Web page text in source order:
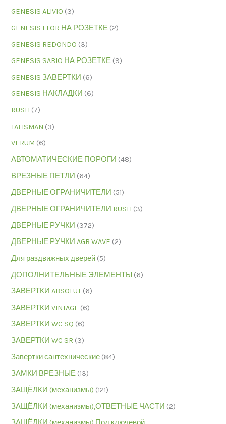
GENESIS ALIVIO (3)
GENESIS FLOR НА РОЗЕТКЕ (2)
GENESIS REDONDO (3)
GENESIS SABIO НА РОЗЕТКЕ (9)
GENESIS ЗАВЕРТКИ (6)
GENESIS НАКЛАДКИ (6)
RUSH (7)
TALISMAN (3)
VERUM (6)
АВТОМАТИЧЕСКИЕ ПОРОГИ (48)
ВРЕЗНЫЕ ПЕТЛИ (64)
ДВЕРНЫЕ ОГРАНИЧИТЕЛИ (51)
ДВЕРНЫЕ ОГРАНИЧИТЕЛИ RUSH (3)
ДВЕРНЫЕ РУЧКИ (372)
ДВЕРНЫЕ РУЧКИ AGB WAVE (2)
Для раздвижных дверей (5)
ДОПОЛНИТЕЛЬНЫЕ ЭЛЕМЕНТЫ (6)
ЗАВЕРТКИ ABSOLUT (6)
ЗАВЕРТКИ VINTAGE (6)
ЗАВЕРТКИ WC SQ (6)
ЗАВЕРТКИ WC SR (3)
Завертки сантехнические (84)
ЗАМКИ ВРЕЗНЫЕ (13)
ЗАЩЁЛКИ (механизмы) (121)
ЗАЩЁЛКИ (механизмы),ОТВЕТНЫЕ ЧАСТИ (2)